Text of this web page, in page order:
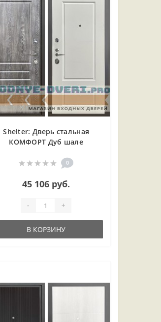
Shelter: Дверь стальная
КОМФОРТ Дуб шале
0
45 106 руб.
- +
В КОРЗИНУ